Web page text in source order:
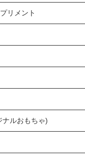
リメント
ルおもちゃ)